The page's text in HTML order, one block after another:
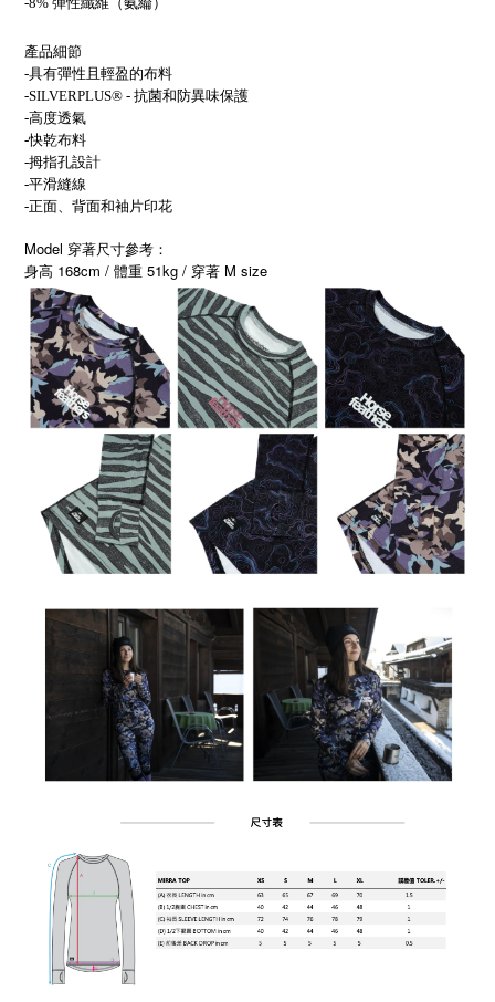
產品細節
-具有彈性且輕盈的布料
-SILVERPLUS® - 抗菌和防異味保護
-高度透氣
-快乾布料
-拇指孔設計
-平滑縫線
-正面、背面和袖片印花
Model 穿著尺寸參考：
身高 168cm / 體重 51kg / 穿著 M size